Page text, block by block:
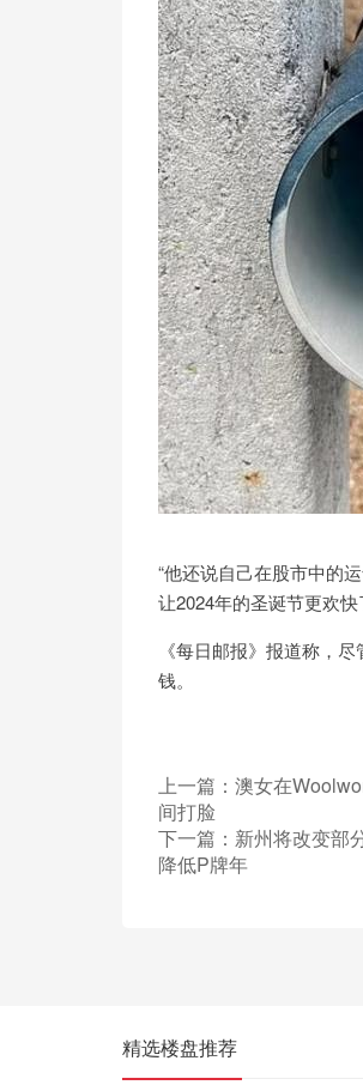
“他还说自己在股市中的
让2024年的圣诞节更欢快
《每日邮报》报道称，
钱。
上一篇： 澳女在
间打脸
下一篇： 新州将改变部
降低P牌年
精选楼盘推荐